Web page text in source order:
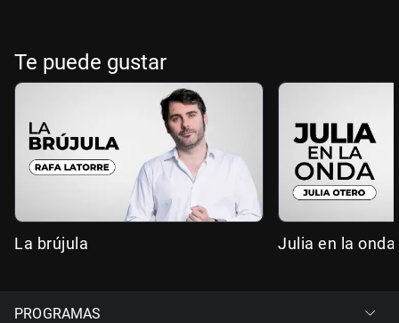
Te puede gustar
La brújula Julia en la onda
PROGRAMAS